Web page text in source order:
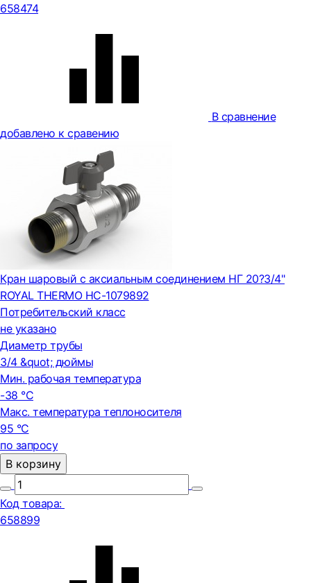
658474
В сравнение
добавлено к сравению
Кран шаровый с аксиальным соединением НГ 20?3/4"
ROYAL THERMO НС-1079892
Потребительский класс
не указано
Диаметр трубы
3/4 &quot; дюймы
Мин. рабочая температура
-38 °С
Макс. температура теплоносителя
95 °С
по запросу
В корзину
Код товара:
658899